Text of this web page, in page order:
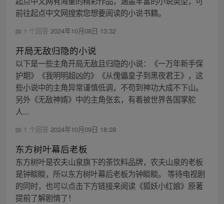
前往起点中文网搜索您想要阅读的小说书籍。
1 个回答 2024年10月08日 13:32
开局无敌归隐的小说
以下是一些主角开局无敌且归隐的小说：《一万年新手保
护期》《我明明超凶的》《从傀儡皇子到黑夜君王》，这
些小说中的主角异常谨慎低调，不苟到神功大成不下山。
另外《无敌神婿》中的主角张玄，有着被世界各国掌舵
人...
1 个回答 2024年10月09日 18:28
东方树叶幕后老板
东方树叶是农夫山泉旗下的茶饮料品牌，农夫山泉的老板
是钟睒睒，所以东方树叶幕后老板为钟睒睒。 等待电视剧
的同时，也可以点击下方链接来阅读《狐妖小红娘》原著
提前了解剧情了！